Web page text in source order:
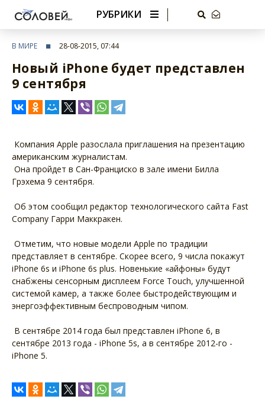
РУБРИКИ
В МИРЕ 28-08-2015, 07:44
Новый iPhone будет представлен
9 сентября
Компания Apple разослала приглашения на презентацию
американским журналистам.
Она пройдет в Сан-Франциско в зале имени Билла
Грэхема 9 сентября.
Об этом сообщил редактор технологического сайта Fast
Company Гарри Маккракен.
Отметим, что новые модели Apple по традиции
представляет в сентябре. Скорее всего, 9 числа покажут
iPhone 6s и iPhone 6s plus. Новенькие «айфоны» будут
снабжены сенсорным дисплеем Force Touch, улучшенной
системой камер, а также более быстродействующим и
энергоэффективным беспроводным чипом.
В сентябре 2014 года был представлен iPhone 6, в
сентябре 2013 года - iPhone 5s, а в сентябре 2012-го -
iPhone 5.